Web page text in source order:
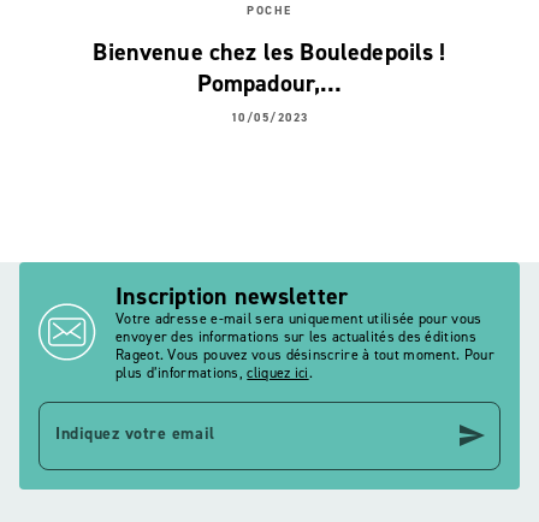
POCHE
Bienvenue chez les Bouledepoils !
Pompadour,…
10/05/2023
Inscription newsletter
Votre adresse e-mail sera uniquement utilisée pour vous
envoyer des informations sur les actualités des éditions
Rageot. Vous pouvez vous désinscrire à tout moment. Pour
plus d’informations,cliquez ici.
Indiquez votre email send